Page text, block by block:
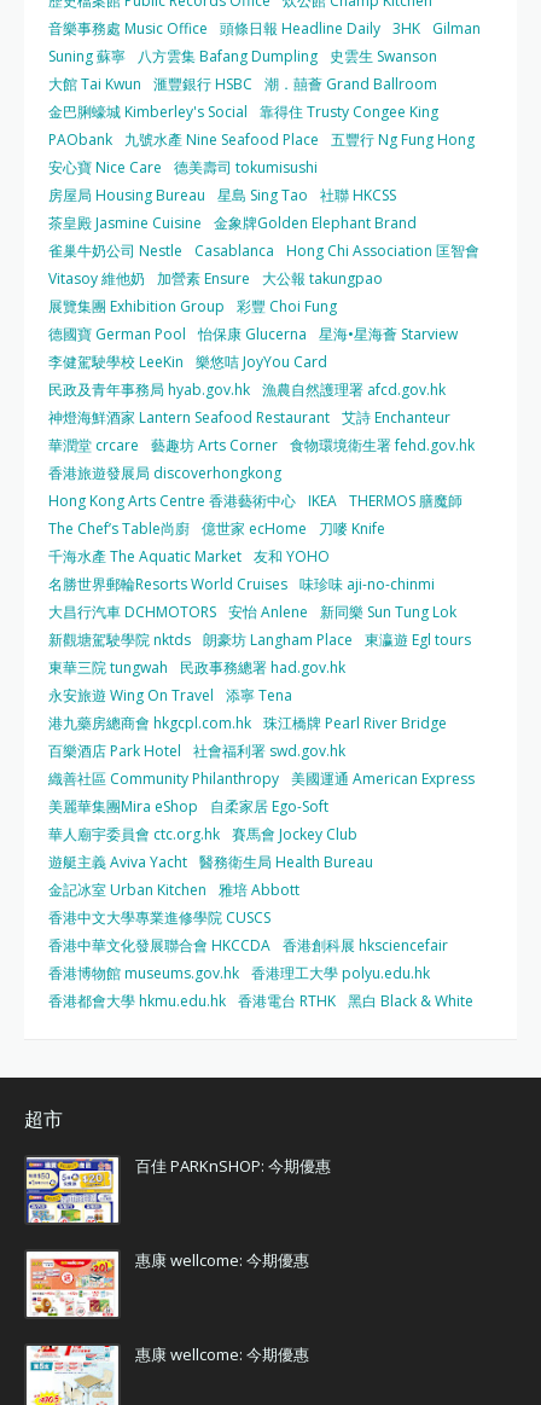
音樂事務處 Music Office
頭條日報 Headline Daily 3HK
Gilman
Suning 蘇寧
八方雲集 Bafang Dumpling
史雲生 Swanson
大館 Tai Kwun
滙豐銀行 HSBC
潮．囍薈 Grand Ballroom
金巴脷蠔城 Kimberley's Social
靠得住 Trusty Congee King
PAObank
九號水產 Nine Seafood Place
五豐行 Ng Fung Hong
安心寶 Nice Care
德美壽司 tokumisushi
房屋局 Housing Bureau
星島 Sing Tao
社聯 HKCSS
茶皇殿 Jasmine Cuisine
金象牌Golden Elephant Brand
雀巢牛奶公司 Nestle
Casablanca
Hong Chi Association 匡智會
Vitasoy 維他奶
加營素 Ensure
大公報 takungpao
展覽集團 Exhibition Group
彩豐 Choi Fung
德國寶 German Pool
怡保康 Glucerna
星海•星海薈 Starview
李健駕駛學校 LeeKin
樂悠咭 JoyYou Card
民政及青年事務局 hyab.gov.hk 漁農自然護理署 afcd.gov.hk
神燈海鮮酒家 Lantern Seafood Restaurant 艾詩 Enchanteur
華潤堂 crcare
藝趣坊 Arts Corner 食物環境衛生署 fehd.gov.hk
香港旅遊發展局 discoverhongkong
Hong Kong Arts Centre 香港藝術中心 IKEA THERMOS 膳魔師
The Chef’s Table尚廚 億世家 ecHome
刀嘜 Knife
千海水產 The Aquatic Market 友和 YOHO
名勝世界郵輪Resorts World Cruises 味珍味 aji-no-chinmi
大昌行汽車 DCHMOTORS 安怡 Anlene
新同樂 Sun Tung Lok
新觀塘駕駛學院 nktds 朗豪坊 Langham Place
東瀛遊 Egl tours
東華三院 tungwah
民政事務總署 had.gov.hk
永安旅遊 Wing On Travel
添寧 Tena
港九藥房總商會 hkgcpl.com.hk 珠江橋牌 Pearl River Bridge
百樂酒店 Park Hotel
社會福利署 swd.gov.hk
織善社區 Community Philanthropy 美國運通 American Express
美麗華集團Mira eShop
自柔家居 Ego-Soft
華人廟宇委員會 ctc.org.hk 賽馬會 Jockey Club
遊艇主義 Aviva Yacht 醫務衛生局 Health Bureau
金記冰室 Urban Kitchen
雅培 Abbott
香港中文大學專業進修學院 CUSCS
香港中華文化發展聯合會 HKCCDA 香港創科展 hksciencefair
香港博物館 museums.gov.hk 香港理工大學 polyu.edu.hk
香港都會大學 hkmu.edu.hk 香港電台 RTHK 黑白 Black & White
超市
百佳 PARKnSHOP: 今期優惠
惠康 wellcome: 今期優惠
惠康 wellcome: 今期優惠